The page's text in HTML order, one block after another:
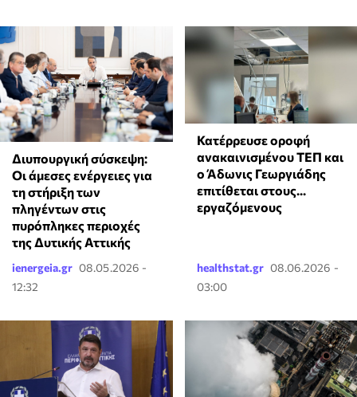
Διυπουργική σύσκεψη:
Οι άμεσες ενέργειες για
τη στήριξη των
πληγέντων στις
πυρόπληκες περιοχές
της Δυτικής Αττικής
ienergeia.gr 08.05.2026 -
12:32
Κατέρρευσε οροφή
ανακαινισμένου ΤΕΠ και
ο Άδωνις Γεωργιάδης
επιτίθεται στους...
εργαζόμενους
healthstat.gr 08.06.2026 -
03:00